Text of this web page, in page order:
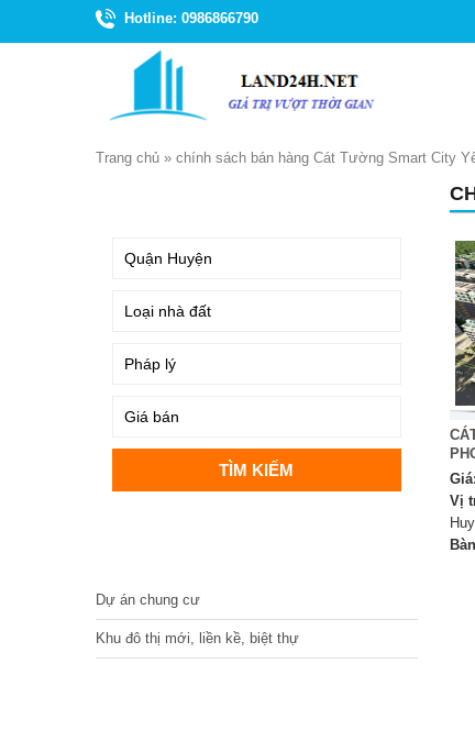
Hotline: 0986866790
Trang chủ » chính sách bán hàng Cát Tường Smart City
Giá:
Vị
Dự án chung cư
Khu đô thị mới, liền kề, biệt thự